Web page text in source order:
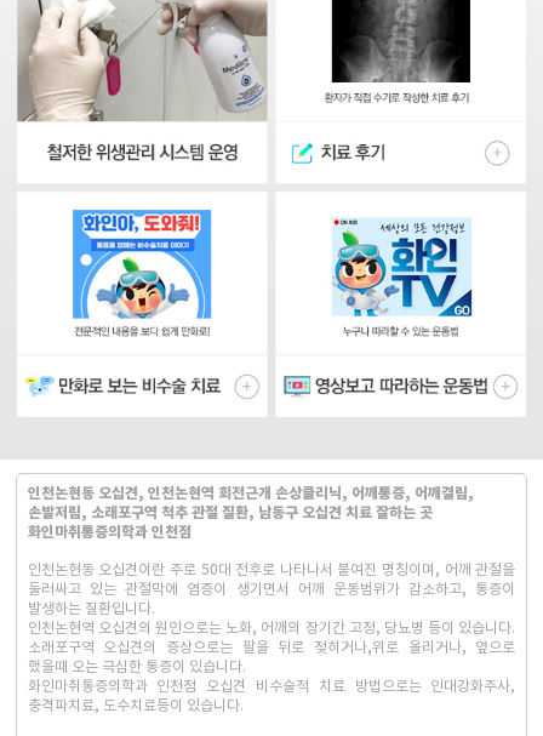
인천논현동 오십견, 인천논현역 회전근개 손상클리닉, 어깨통증, 어깨결림,
손발저림, 소래포구역 척추 관절 질환, 남동구 오십견 치료 잘하는 곳
화인마취통증의학과 인천점
인천논현동 오십견이란 주로 50대 전후로 나타나서 붙여진 명칭이며, 어깨 관절을
둘러싸고 있는 관절막에 염증이 생기면서 어깨 운동범위가 감소하고, 통증이
발생하는 질환입니다.
인천논현역 오십견의 원인으로는 노화, 어깨의 장기간 고정, 당뇨병 등이 있습니다.
소래포구역 오십견의 증상으로는 팔을 뒤로 젖히거나,위로 올리거나, 옆으로
했을때 오는 극심한 통증이 있습니다.
화인마취통증의학과 인천점 오십견 비수술적 치료 방법으로는 인대강화주사,
충격파치료, 도수치료등이 있습니다.